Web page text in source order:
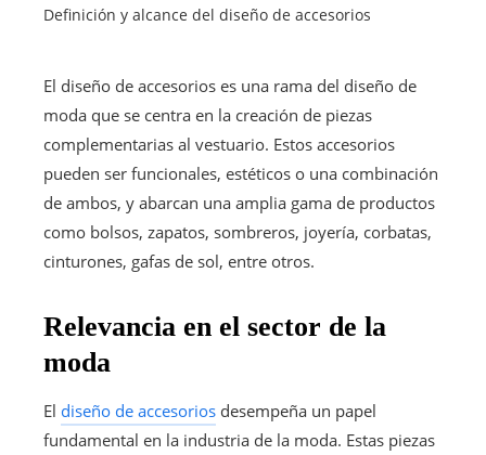
Definición y alcance del diseño de accesorios
El diseño de accesorios es una rama del diseño de
moda que se centra en la creación de piezas
complementarias al vestuario. Estos accesorios
pueden ser funcionales, estéticos o una combinación
de ambos, y abarcan una amplia gama de productos
como bolsos, zapatos, sombreros, joyería, corbatas,
cinturones, gafas de sol, entre otros.
Relevancia en el sector de la
moda
El diseño de accesorios desempeña un papel
fundamental en la industria de la moda. Estas piezas